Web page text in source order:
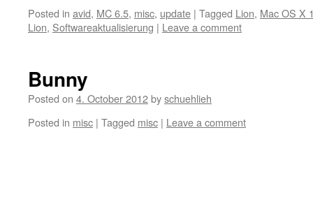
Posted in avid, MC 6.5, misc, update | Tagged Lion, Mac OS X
Lion, Softwareaktualisierung | Leave a comment
Bunny
Posted on 4. October 2012byschuehlieh
Posted in misc | Tagged misc | Leave a comment